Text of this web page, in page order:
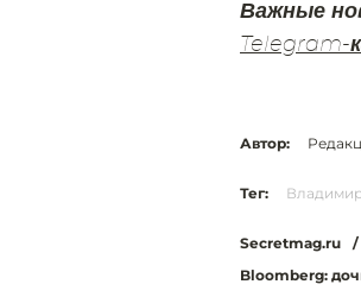
Важные
Telegram-
Автор:
Тег:
Secretmag.ru /
Bloomberg: